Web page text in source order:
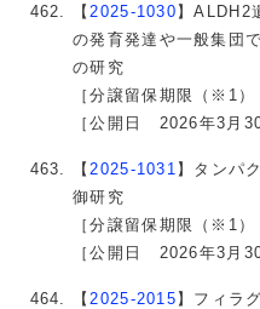
【 2025-1030 】ALDH2
の発育発達や一般集団
の研究
［分譲留保期限（※1
［公開日 2026年3月30
【 2025-1031 】タンパ
御研究
［分譲留保期限（※1
［公開日 2026年3月30
【 2025-2015 】フィラ